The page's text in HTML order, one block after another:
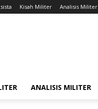
Kisah Militer Analisis Militer
ANALISIS MILITER